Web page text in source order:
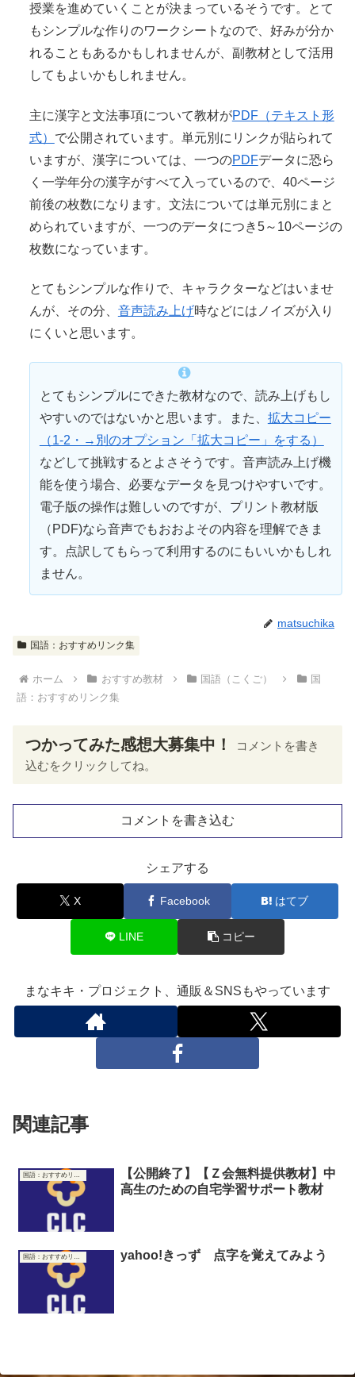
授業を進めていくことが決まっているそうです。とて
もシンプルな作りのワークシートなので、好みが分か
れることもあるかもしれませんが、副教材として活用
してもよいかもしれません。
主に漢字と文法事項について教材がPDF（テキスト形
式） で公開されています。単元別にリンクが貼られて
いますが、漢字については、一つのPDFデータに恐ら
く一学年分の漢字がすべて入っているので、40ページ
前後の枚数になります。文法については単元別にまと
められていますが、一つのデータにつき5～10ページの
枚数になっています。
とてもシンプルな作りで、キャラクターなどはいませ
んが、その分、 音声読み上げ時などにはノイズが入り
にくいと思います。
とてもシンプルにできた教材なので、読み上げもし
やすいのではないかと思います。また、 拡大コピー
（1-2・→別のオプション「拡大コピー」をする）
などして挑戦するとよさそうです。音声読み上げ機
能を使う場合、必要なデータを見つけやすいです。
電子版の操作は難しいのですが、プリント教材版
（PDF)なら音声でもおおよその内容を理解できま
す。点訳してもらって利用するのにもいいかもしれ
ません。
matsuchika
国語：おすすめリンク集
ホーム おすすめ教材 国語（こくご）
国
語：おすすめリンク集
つかってみた感想大募集中！
コメントを書き
込むをクリックしてね。
コメントを書き込む
シェアする
X Facebook はてブ
LINE コピー
まなキキ・プロジェクト、通販＆SNSもやっています
関連記事
国語：おすすめリンク集
【公開終了】【Ｚ会無料提供教材】中
高生のための自宅学習サポート教材
国語：おすすめリンク集 yahoo!きっず 点字を覚えてみよう